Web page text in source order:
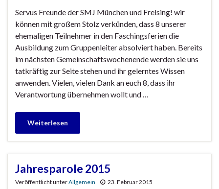
Servus Freunde der SMJ München und Freising! wir
können mit großem Stolz verkünden, dass 8 unserer
ehemaligen Teilnehmer in den Faschingsferien die
Ausbildung zum Gruppenleiter absolviert haben. Bereits
im nächsten Gemeinschaftswochenende werden sie uns
tatkräftig zur Seite stehen und ihr gelerntes Wissen
anwenden. Vielen, vielen Dank an euch 8, dass ihr
Verantwortung übernehmen wollt und …
Weiterlesen
Jahresparole 2015
Veröffentlicht unterAllgemein 23. Februar 2015